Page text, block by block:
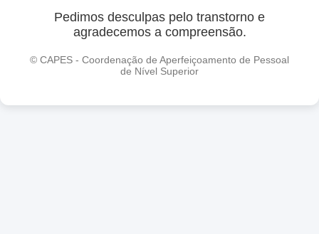
Pedimos desculpas pelo transtorno e
agradecemos a compreensão.
© CAPES - Coordenação de Aperfeiçoamento de Pessoal
de Nível Superior